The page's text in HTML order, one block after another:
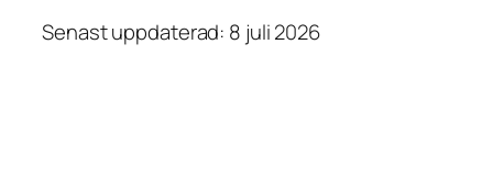
Senast uppdaterad: 8 juli 2026